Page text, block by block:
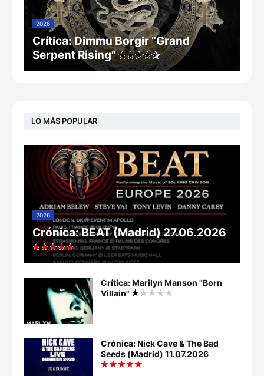
2026
Crítica: Dimmu Borgir “Grand
Serpent Rising”
LO MÁS POPULAR
2026
Crónica: BEAT (Madrid) 27.06.2026
Crítica: Marilyn Manson "Born
Villain"
Crónica: Nick Cave & The Bad
Seeds (Madrid) 11.07.2026